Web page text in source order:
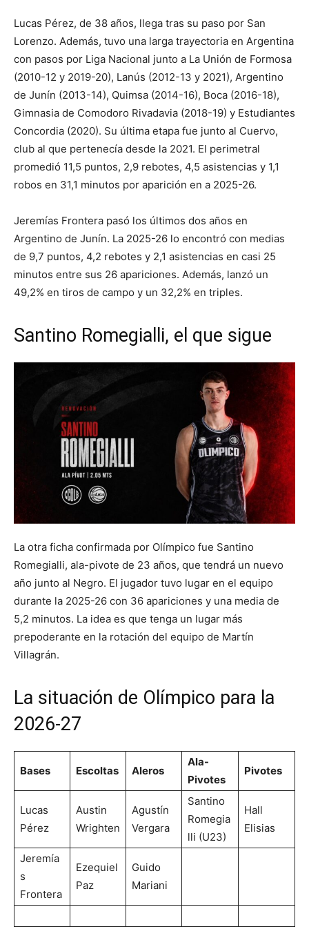
Lucas Pérez, de 38 años, llega tras su paso por San
Lorenzo. Además, tuvo una larga trayectoria en Argentina
con pasos por Liga Nacional junto a La Unión de Formosa
(2010-12 y 2019-20), Lanús (2012-13 y 2021), Argentino
de Junín (2013-14), Quimsa (2014-16), Boca (2016-18),
Gimnasia de Comodoro Rivadavia (2018-19) y Estudiantes
Concordia (2020). Su última etapa fue junto al Cuervo,
club al que pertenecía desde la 2021. El perimetral
promedió 11,5 puntos, 2,9 rebotes, 4,5 asistencias y 1,1
robos en 31,1 minutos por aparición en a 2025-26.
Jeremías Frontera pasó los últimos dos años en
Argentino de Junín. La 2025-26 lo encontró con medias
de 9,7 puntos, 4,2 rebotes y 2,1 asistencias en casi 25
minutos entre sus 26 apariciones. Además, lanzó un
49,2% en tiros de campo y un 32,2% en triples.
Santino Romegialli, el que sigue
La otra ficha confirmada por Olímpico fue Santino
Romegialli, ala-pivote de 23 años, que tendrá un nuevo
año junto al Negro. El jugador tuvo lugar en el equipo
durante la 2025-26 con 36 apariciones y una media de
5,2 minutos. La idea es que tenga un lugar más
prepoderante en la rotación del equipo de Martín
Villagrán.
La situación de Olímpico para la
2026-27
Bases Escoltas Aleros
Ala-
Pivotes
Pivotes
Lucas
Pérez
Austin
Wrighten
Agustín
Vergara
Santino
Romegia
lli (U23)
Hall
Elisias
Jeremía
s
Frontera
Ezequiel
Paz
Guido
Mariani